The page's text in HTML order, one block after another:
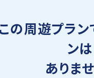
の周遊プラ
ンは
ありませ